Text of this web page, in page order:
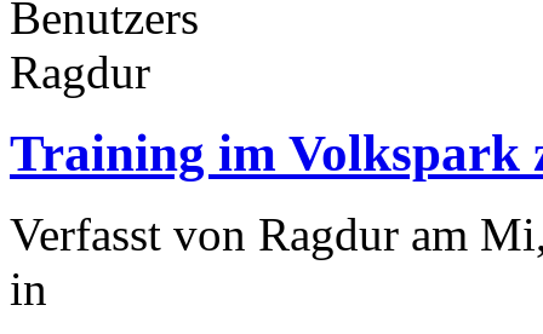
Training im Volkspark
Verfasst von Ragdur am
in